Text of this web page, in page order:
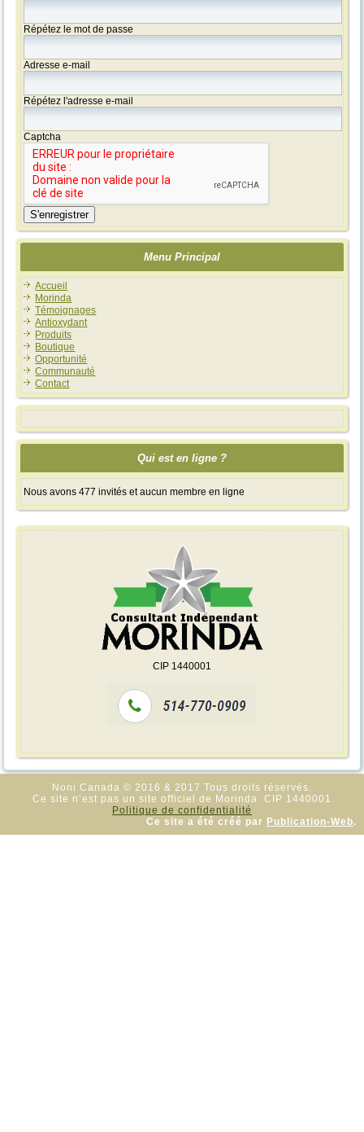
Répétez le mot de passe
Adresse e-mail
Répétez l'adresse e-mail
Captcha
S'enregistrer
Menu Principal
Accueil
Morinda
Témoignages
Antioxydant
Produits
Boutique
Opportunité
Communauté
Contact
Qui est en ligne ?
Nous avons 477 invités et aucun membre en ligne
CIP 1440001
Noni Canada © 2016 & 2017 Tous droits réservés.
Ce site n’est pas un site officiel de Morinda CIP 1440001
Politique de confidentialité
Ce site a été créé par Publication-Web.